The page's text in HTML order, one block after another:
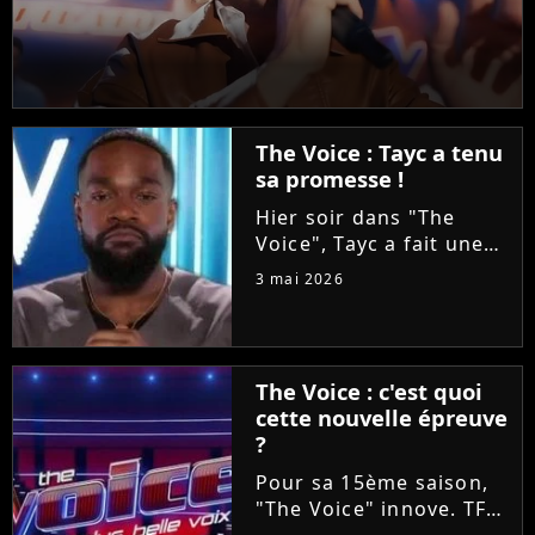
The Voice : Tayc a tenu
sa promesse !
Hier soir dans "The
Voice", Tayc a fait une
proposition en or à
enregistrer un duo sur
son nouvel album
"Joÿa". Et le chanteur a
tenu...
3 mai 2026
The Voice : c'est quoi
cette nouvelle épreuve
?
Pour sa 15ème saison,
"The Voice" innove. TF1